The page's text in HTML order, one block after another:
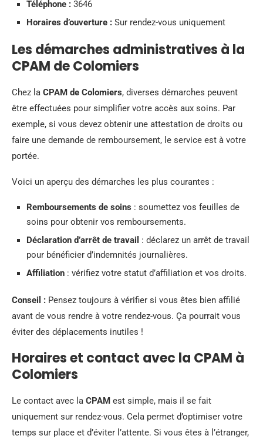
Téléphone : 3646
Horaires d’ouverture : Sur rendez-vous uniquement
Les démarches administratives à la
CPAM de Colomiers
Chez la CPAM de Colomiers, diverses démarches peuvent
être effectuées pour simplifier votre accès aux soins. Par
exemple, si vous devez obtenir une attestation de droits ou
faire une demande de remboursement, le service est à votre
portée.
Voici un aperçu des démarches les plus courantes :
Remboursements de soins : soumettez vos feuilles de
soins pour obtenir vos remboursements.
Déclaration d’arrêt de travail : déclarez un arrêt de travail
pour bénéficier d’indemnités journalières.
Affiliation : vérifiez votre statut d’affiliation et vos droits.
Conseil : Pensez toujours à vérifier si vous êtes bien affilié
avant de vous rendre à votre rendez-vous. Ça pourrait vous
éviter des déplacements inutiles !
Horaires et contact avec la CPAM à
Colomiers
Le contact avec la CPAM est simple, mais il se fait
uniquement sur rendez-vous. Cela permet d’optimiser votre
temps sur place et d’éviter l’attente. Si vous êtes à l’étranger,